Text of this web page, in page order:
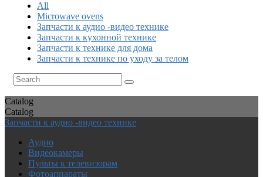
All
Microwave ovens
Запчасти к аудио -видео технике
Запчасти к кухонной технике
Запчасти к технике для дома
Запчасти к технике по уходу за телом
Catalog
Catalog
Запчасти к аудио -видео технике
Аудио
Видеокамеры
Пульты к телевизорам
Фотоаппараты